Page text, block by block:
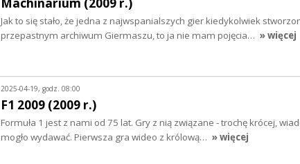
Machinarium (2009 r.)
Jak to się stało, że jedna z najwspanialszych gier kiedykolwiek
przepastnym archiwum Giermaszu, to ja nie mam pojęcia… » więcej
2025-04-19, godz. 08:00
F1 2009 (2009 r.)
Formuła 1 jest z nami od 75 lat. Gry z nią związane - trochę krócej,
mogło wydawać. Pierwsza gra wideo z królową… » więcej